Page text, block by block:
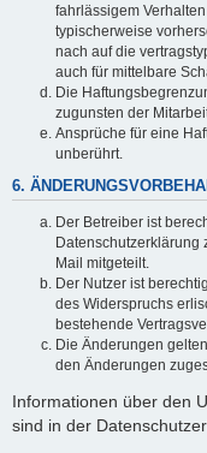
fahrlässigem
typischerweise
nach auf die
auch für mittelbare
Die
zugunsten der
Ansprüche für eine
unberührt.
6.
Der Betreiber ist
Datenschutzerklärung
Mail mitgeteilt.
Der Nutzer ist
des Widerspruchs
bestehende
Die Änderungen
den Änderungen
Informationen über den
sind in der